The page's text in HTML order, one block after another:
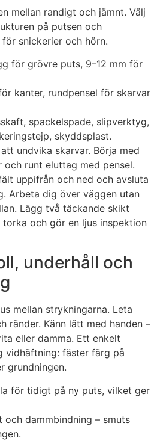
mellan randigt och jämnt. Välj
på putsen och
snickerier och hörn.
för grövre puts, 9–12 mm för
kanter, rundpensel för skarvar
spackelspade, slipverktyg,
skyddsplast.
undvika skarvar. Börja med
och runt eluttag med pensel.
uppifrån och ned och avsluta
Arbeta dig över väggen utan
Lägg två täckande skikt
och gör en ljus inspektion
underhåll och
mellan strykningarna. Leta
ränder. Känn lätt med handen –
eller damma. Ett enkelt
vidhäftning: fäster färg på
grundningen.
för tidigt på ny puts, vilket ger
dammbindning – smuts